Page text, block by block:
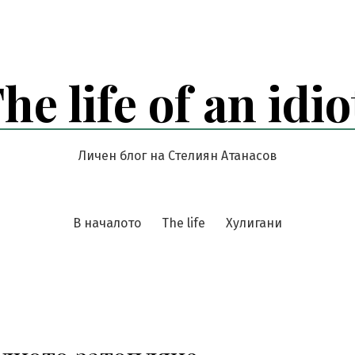
life of an
Личен блог на Стелиян Атанасов
В началото The life Хулигани